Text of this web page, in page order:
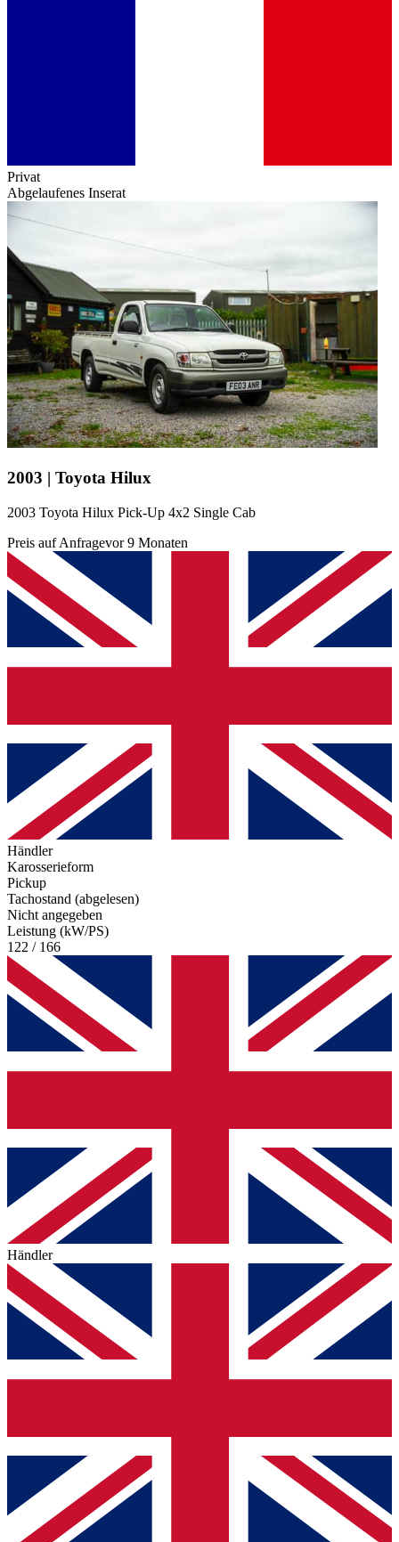
Privat
Abgelaufenes Inserat
2003 | Toyota Hilux
2003 Toyota Hilux Pick-Up 4x2 Single Cab
Preis auf Anfragevor 9 Monaten
Händler
Karosserieform
Pickup
Tachostand (abgelesen)
Nicht angegeben
Leistung (kW/PS)
122 / 166
Händler